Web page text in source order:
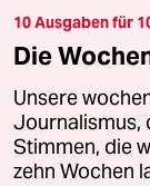
10 Ausgaben für
Die
Unsere
Journalismus,
Stimmen, die
zehn Wochen